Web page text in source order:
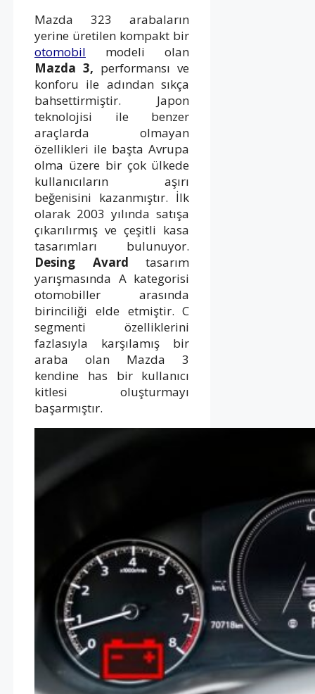
Mazda 323 arabaların
yerine üretilen kompakt bir
otomobil modeli olan
Mazda 3, performansı ve
konforu ile adından sıkça
bahsettirmiştir. Japon
teknolojisi ile benzer
araçlarda olmayan
özellikleri ile başta Avrupa
olma üzere bir çok ülkede
kullanıcıların aşırı
beğenisini kazanmıştır. İlk
olarak 2003 yılında satışa
çıkarılırmış ve çeşitli kasa
tasarımları bulunuyor.
Desing Avard tasarım
yarışmasında A kategorisi
otomobiller arasında
birinciliği elde etmiştir. C
segmenti özelliklerini
fazlasıyla karşılamış bir
araba olan Mazda 3
kendine has bir kullanıcı
kitlesi oluşturmayı
başarmıştır.